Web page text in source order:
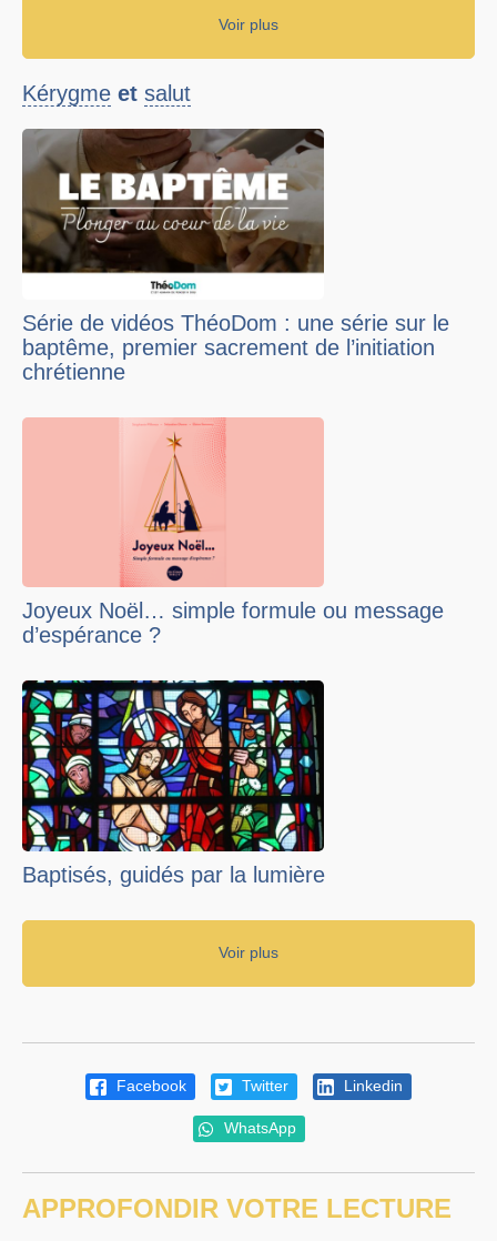
Voir plus
Kérygme et salut
Série de vidéos ThéoDom : une série sur le
baptême, premier sacrement de l’initiation
chrétienne
Joyeux Noël… simple formule ou message
d’espérance ?
Baptisés, guidés par la lumière
Voir plus
Facebook Twitter Linkedin
WhatsApp
APPROFONDIR VOTRE LECTURE